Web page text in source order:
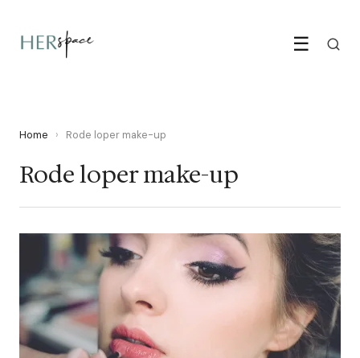
☰
Home › Rode loper make-up
Rode loper make-up